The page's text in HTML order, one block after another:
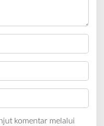
komentar melalui